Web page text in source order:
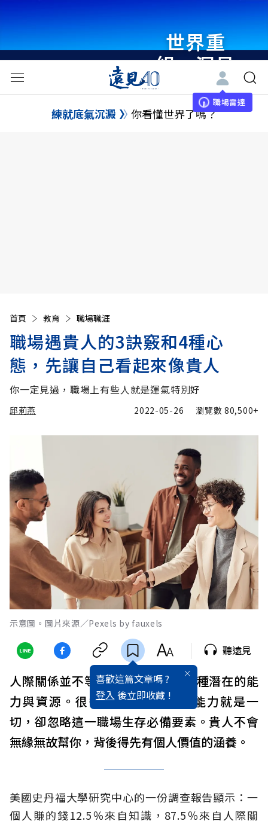
世界重
組・洞見
未來 與
世界領袖
職場雷達
練就底氣沉澱 你看懂世界了嗎？
首頁 教育 職場職涯
職場遇貴人的3訣竅和4種心
態，先讓自己看起來像貴人
你一定見過，職場上有些人就是運氣特別好
邱莉燕 2022-05-26 瀏覽數80,500+
示意圖。圖片來源／Pexels by fauxels
喜歡這篇文章嗎 ?
登入 後立即收藏 !
聽遠見
人際關係並不等於走後門，它是一種潛在的能
力與資源。很多上班族認為個人能力就是一
切，卻忽略這一職場生存必備要素。貴人不會
無緣無故幫你，背後得先有個人價值的涵養。
美國史丹福大學研究中心的一份調查報告顯示：一
個人賺的錢12.5％來自知識，87.5％來自人際關